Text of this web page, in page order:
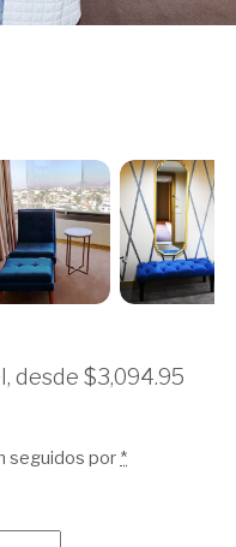
desde $3,094.95
seguidos por *